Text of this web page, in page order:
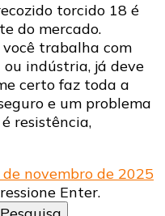
torcido 18 é
do mercado.
você trabalha com
indústria, já deve
certo faz toda a
e um problema
resistência,
de novembro de 2025
Enter.